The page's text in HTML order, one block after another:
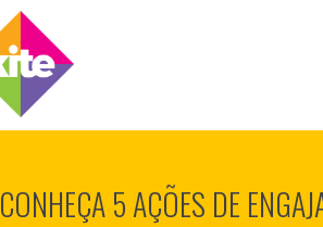
CONHEÇA 5 AÇÕES DE